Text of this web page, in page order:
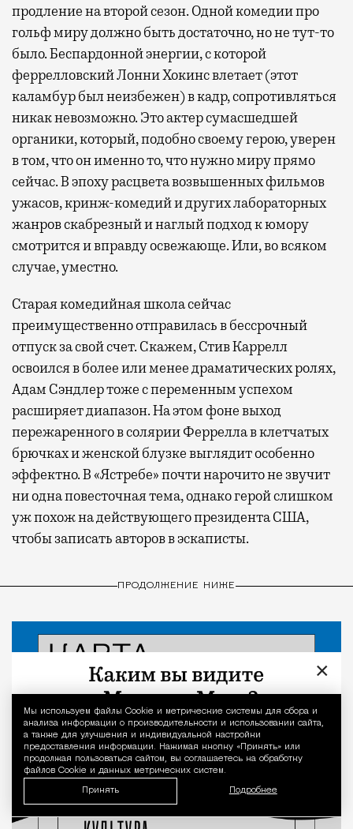
Уведомление
Мы используем файлы Сookie и метрические системы для сбора и
анализа информации о производительности и использовании сайта,
а также для улучшения и индивидуальной настройки
предоставления информации. Нажимая кнопку «Принять» или
продолжая пользоваться сайтом, вы соглашаетесь на обработку
файлов Cookie и данных метрических систем.
Принять Подробнее
продление на второй сезон. Одной комедии про
гольф миру должно быть достаточно, но не тут-то
было. Беспардонной энергии, с которой
феррелловский Лонни Хокинс влетает (этот
каламбур был неизбежен) в кадр, сопротивляться
никак невозможно. Это актер сумасшедшей
органики, который, подобно своему герою, уверен
в том, что он именно то, что нужно миру прямо
сейчас. В эпоху расцвета возвышенных фильмов
ужасов, кринж-комедий и других лабораторных
жанров скабрезный и наглый подход к юмору
смотрится и вправду освежающе. Или, во всяком
случае, уместно.
Старая комедийная школа сейчас
преимущественно отправилась в бессрочный
отпуск за свой счет. Скажем, Стив Каррелл
освоился в более или менее драматических ролях,
Адам Сэндлер тоже с переменным успехом
расширяет диапазон. На этом фоне выход
пережаренного в солярии Феррелла в клетчатых
брючках и женской блузке выглядит особенно
эффектно. В «Ястребе» почти нарочито не звучит
ни одна повесточная тема, однако герой слишком
уж похож на действующего президента США,
чтобы записать авторов в эскаписты.
ПРОДОЛЖЕНИЕ НИЖЕ
×